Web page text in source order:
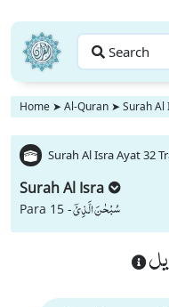
Search
Home ➤ Al-Quran ➤ Surah Al
Surah Al Isra Ayat 32
Surah Al Isra
Para 15 -سُبْحٰنَ الَّذِیْۤ